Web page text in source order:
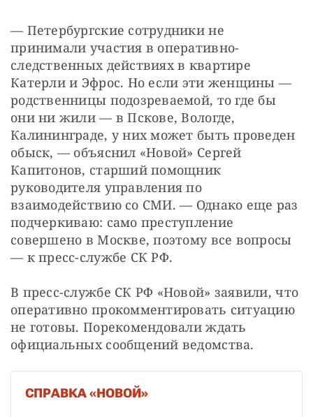
— Петербургские сотрудники не
принимали участия в оперативно-
следственных действиях в квартире
Катерли и Эфрос. Но если эти женщины —
родственницы подозреваемой, то где бы
они ни жили — в Пскове, Вологде,
Калининграде, у них может быть проведен
обыск, — объяснил «Новой» Сергей
Капитонов, старший помощник
руководителя управления по
взаимодействию со СМИ. — Однако еще раз
подчеркиваю: само преступление
совершено в Москве, поэтому все вопросы
— к пресс-службе СК РФ.
В пресс-службе СК РФ «Новой» заявили, что
оперативно прокомментировать ситуацию
не готовы. Порекомендовали ждать
официальных сообщений ведомства.
СПРАВКА «НОВОЙ»